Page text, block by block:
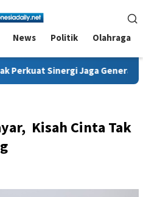
News Politik Olahraga
Generasi Muda dan Negeri
Kisah Cinta Tak